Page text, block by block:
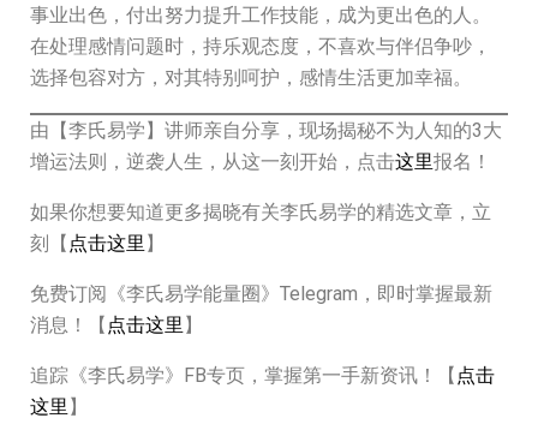
事业出色，付出努力提升工作技能，成为更出色的人。
在处理感情问题时，持乐观态度，不喜欢与伴侣争吵，
选择包容对方，对其特别呵护，感情生活更加幸福。
由【李氏易学】讲师亲自分享，现场揭秘不为人知的3大
增运法则，逆袭人生，从这一刻开始，点击这里报名！
如果你想要知道更多揭晓有关李氏易学的精选文章，立
刻【 点击这里 】
免费订阅《李氏易学能量圈》Telegram，即时掌握最新
消息！【 点击这里 】
追踪《李氏易学》FB专页，掌握第一手新资讯！【 点击
这里 】